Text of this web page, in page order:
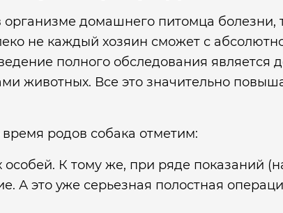
домашнего питомца болезни,
не каждый хозяин сможет с
полного обследования является
животных. Все это значительно
родов собака отметим:
особей. К тому же, при ряде показаний
А это уже серьезная полостная